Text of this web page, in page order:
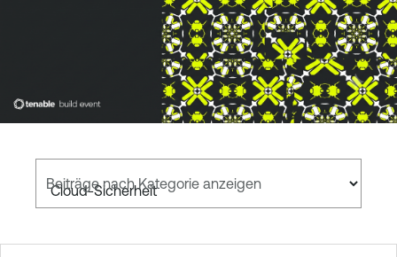
Beiträge nach Kategorie anzeigen